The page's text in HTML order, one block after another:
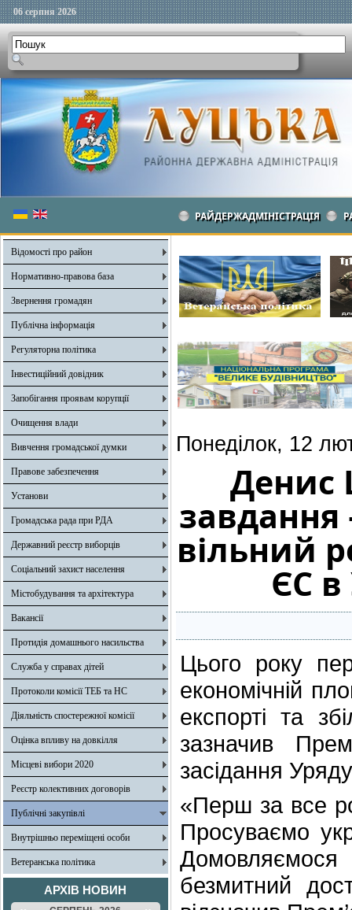
06 серпня 2026
РАЙДЕРЖАДМІНІСТРАЦІЯ
Відомості про район
Нормативно-правова база
Звернення громадян
Публічна інформація
Регуляторна політика
Інвестиційний довідник
Запобігання проявам корупції
Очищення влади
Вивчення громадської думки
Правове забезпечення
Установи
Громадська рада при РДА
Державний реєстр виборців
Соціальний захист населення
Містобудування та архітектура
Вакансії
Протидія домашнього насильства
Служба у справах дітей
Протоколи комісії ТЕБ та НС
Діяльність спостережної комісії
Оцінка впливу на довкілля
Місцеві вибори 2020
Реєстр колективних договорів
Публічні закупівлі
Внутрішньо переміщені особи
Ветеранська політика
АРХІВ НОВИН
Понеділок, 12
Денис
завдання
вільний
ЄС в
Цього року
економічній
експорті та
зазначив
засідання
«Перш за все
Просуваємо
безмитний